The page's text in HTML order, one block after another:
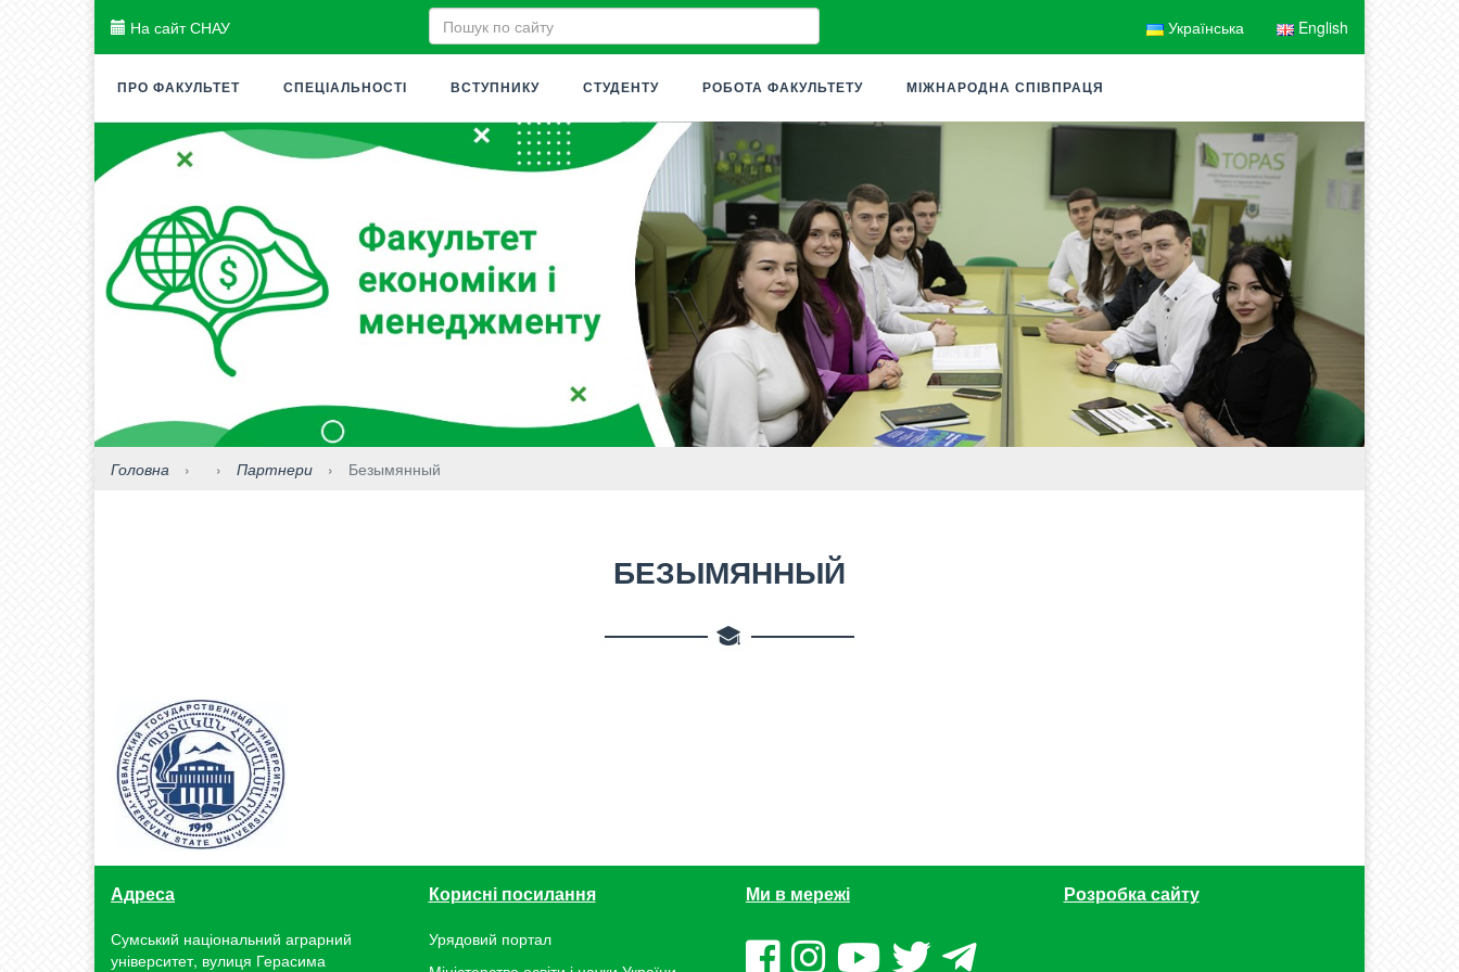
На сайт СНАУ Українська English
ПРО ФАКУЛЬТЕТ СПЕЦІАЛЬНОСТІ ВСТУПНИКУ СТУДЕНТУ РОБОТА ФАКУЛЬТЕТУ МІЖНАРОДНА СПІВПРАЦЯ
Головна › › Партнери › Безымянный
БЕЗЫМЯННЫЙ
Адреса
Сумський національний аграрний
університет, вулиця Герасима
Корисні посилання
Урядовий портал
Ми в мережі Розробка сайту